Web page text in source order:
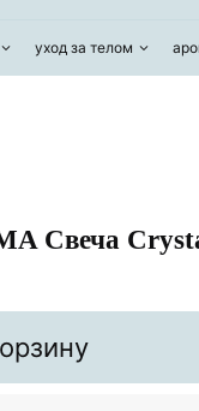
уход за телом
Свеча